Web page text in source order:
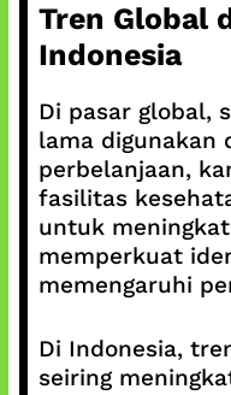
Tren Global
Indonesia
Di pasar global,
lama digunakan
perbelanjaan,
fasilitas
untuk
memperkuat
memengaruhi
Di Indonesia,
seiring